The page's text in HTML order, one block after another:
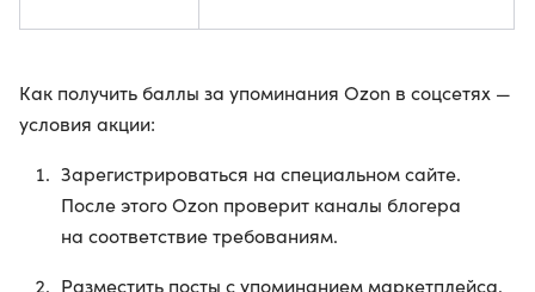
Как получить баллы за упоминания Ozon в соцсетях —
условия акции:
Зарегистрироваться на специальном сайте.
После этого Ozon проверит каналы блогера
на соответствие требованиям.
Разместить посты с упоминанием маркетплейса.